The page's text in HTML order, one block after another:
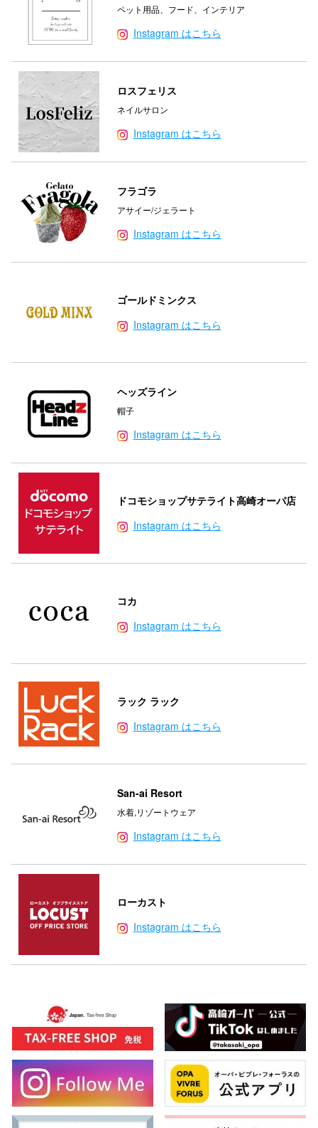
ペット用品、フード、インテリア
Instagram はこちら
ロスフェリス
ネイルサロン
Instagram はこちら
フラゴラ
アサイー/ジェラート
Instagram はこちら
ゴールドミンクス
Instagram はこちら
ヘッズライン
帽子
Instagram はこちら
ドコモショップサテライト高崎オーパ店
Instagram はこちら
コカ
Instagram はこちら
ラック ラック
Instagram はこちら
San-ai Resort
水着,リゾートウェア
Instagram はこちら
ローカスト
Instagram はこちら